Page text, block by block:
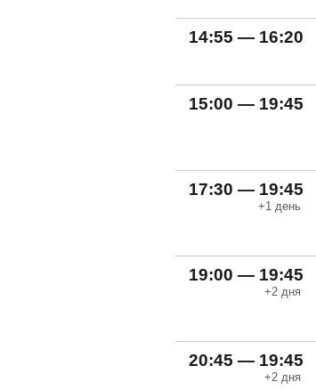
14:55 — 16:20
15:00 — 19:45
17:30 — 19:45
+1 день
19:00 — 19:45
+2 дня
20:45 — 19:45
+2 дня